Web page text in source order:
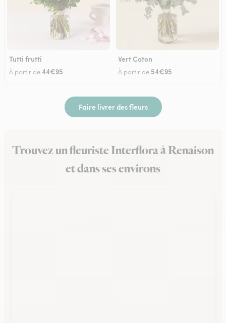
Tutti frutti
À partir de44€95
Vert Coton
À partir de 54€95
Faire livrer des fleurs
Trouvez un fleuriste Interflora à Renaison
et dans ses environs